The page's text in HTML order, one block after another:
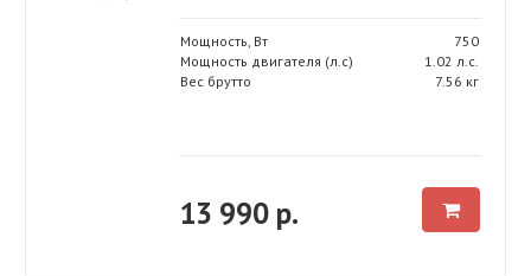
Мощность, Вт
750
Мощность двигателя (л.с)
1.02 л.с.
Вес брутто
7.56 кг
13 990 р.